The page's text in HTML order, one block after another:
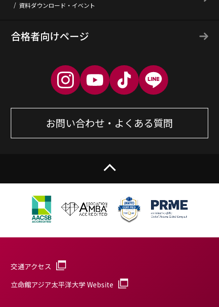
資料ダウンロード・イベント
合格者向けページ
お問い合わせ・よくある質問
交通アクセス
立命館アジア太平洋大学 Website